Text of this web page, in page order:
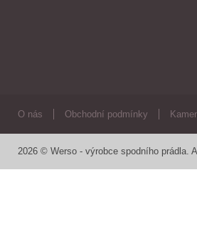
O nás Obchodní podmínky
2026 © Werso - výrobce spodního prádla.